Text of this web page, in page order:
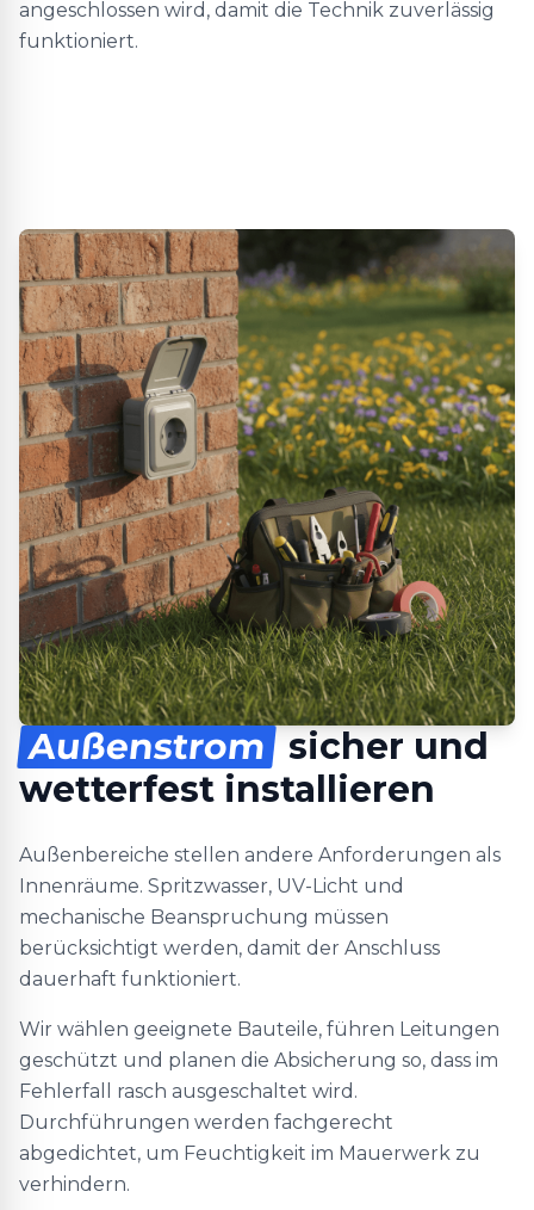
angeschlossen wird, damit die Technik zuverlässig
funktioniert.
Außenstrom sicher und
wetterfest installieren
Außenbereiche stellen andere Anforderungen als
Innenräume. Spritzwasser, UV-Licht und
mechanische Beanspruchung müssen
berücksichtigt werden, damit der Anschluss
dauerhaft funktioniert.
Wir wählen geeignete Bauteile, führen Leitungen
geschützt und planen die Absicherung so, dass im
Fehlerfall rasch ausgeschaltet wird.
Durchführungen werden fachgerecht
abgedichtet, um Feuchtigkeit im Mauerwerk zu
verhindern.